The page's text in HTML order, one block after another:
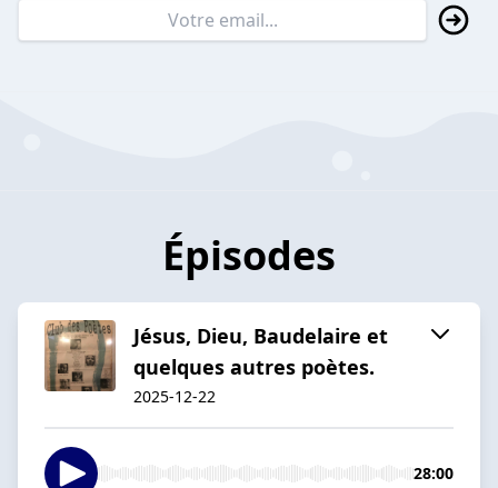
Épisodes
Jésus, Dieu, Baudelaire et
quelques autres poètes.
2025-12-22
28:00